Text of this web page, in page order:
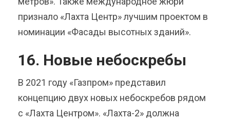
признало «Лахта Центр» лучшим проектом в
номинации «Фасады высотных зданий».
16. Новые небоскребы
В 2021 году «Газпром» представил
концепцию двух новых небоскребов рядом
с «Лахта Центром». «Лахта-2» должна